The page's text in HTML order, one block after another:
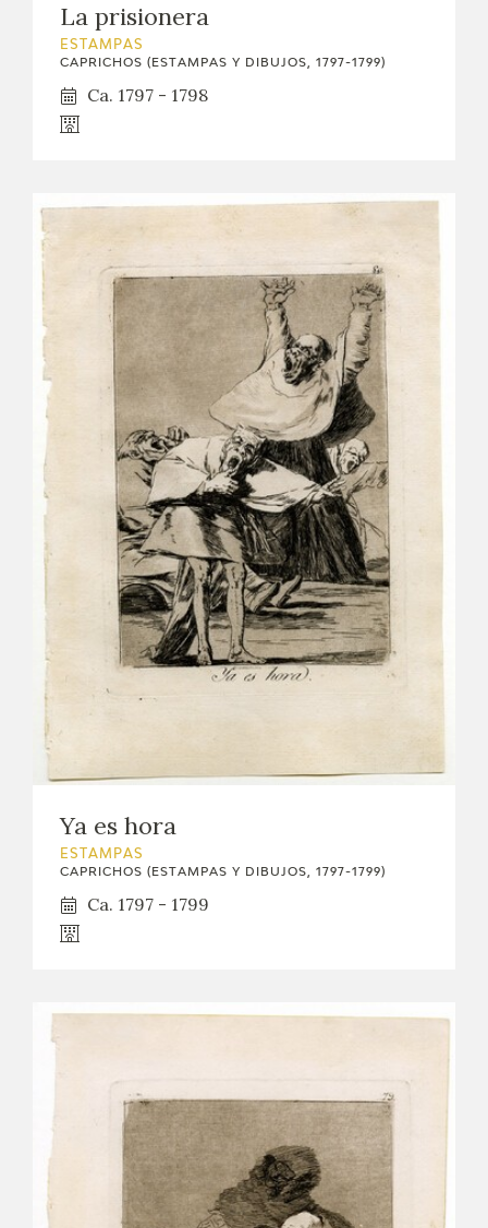
La prisionera
ESTAMPAS
CAPRICHOS (ESTAMPAS Y DIBUJOS, 1797-1799)
Ca. 1797 - 1798
Ya es hora
ESTAMPAS
CAPRICHOS (ESTAMPAS Y DIBUJOS, 1797-1799)
Ca. 1797 - 1799